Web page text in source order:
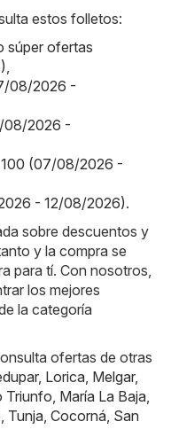
estos folletos:
súper ofertas
08/2026 -
08/2026 -
(07/08/2026 -
- 12/08/2026).
sobre descuentos y
y la compra se
para tí. Con nosotros,
los mejores
la categoría
ofertas de otras
, Lorica Melgar,
Triunfo María La Baja
Tunja Cocorná San